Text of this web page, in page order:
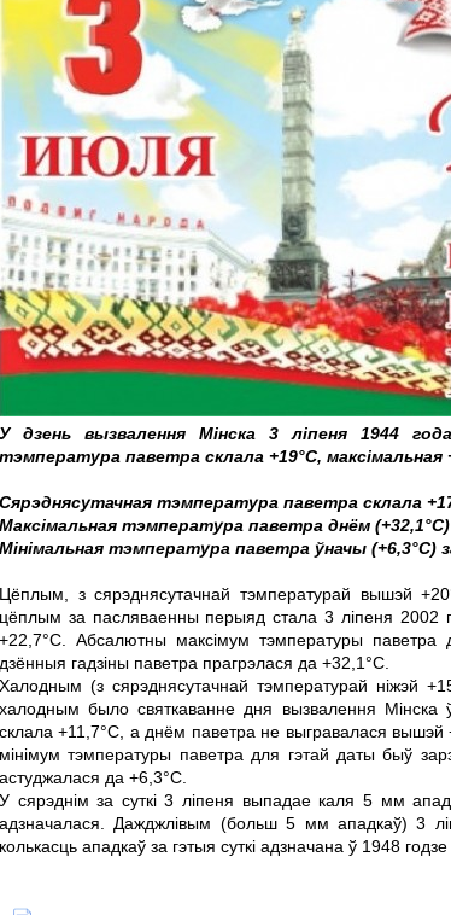
У дзень вызвалення Мінска 3 ліпеня 1944
тэмпература паветра склала +19°С, максімальная
Сярэднясутачная тэмпература паветра склала
Максімальная тэмпература паветра днём (+32,1°С)
Мінімальная тэмпература паветра ўначы (+6,3°С)
Цёплым, з сярэднясутачнай тэмпературай вышэй
цёплым за пасляваенны перыяд стала 3 ліпеня 2002
+22,7°С. Абсалютны максімум тэмпературы паветра
дзённыя гадзіны паветра прагрэлася да +32,1°С.
Халодным (з сярэднясутачнай тэмпературай ніжэй
халодным было святкаванне дня вызвалення Мінска
склала +11,7°С, а днём паветра не выгравалася
мінімум тэмпературы паветра для гэтай даты быў
астуджалася да +6,3°С.
У сярэднім за суткі 3 ліпеня выпадае каля 5 мм
адзначалася. Дажджлівым (больш 5 мм ападкаў) 3
колькасць ападкаў за гэтыя суткі адзначана ў 1948